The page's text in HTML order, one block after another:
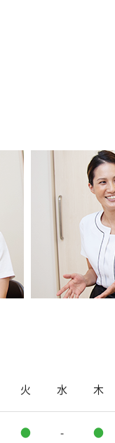
火 水 木
● - ●